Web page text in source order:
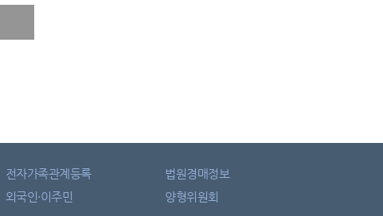
전자가족관계등록
법원경매정보
외국인·이주민
양형위원회